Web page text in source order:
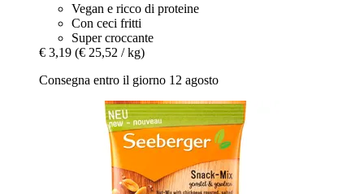
Vegan e ricco di proteine
Con ceci fritti
Super croccante
€ 3,19 (€ 25,52 / kg)
Consegna entro il giorno 12 agosto